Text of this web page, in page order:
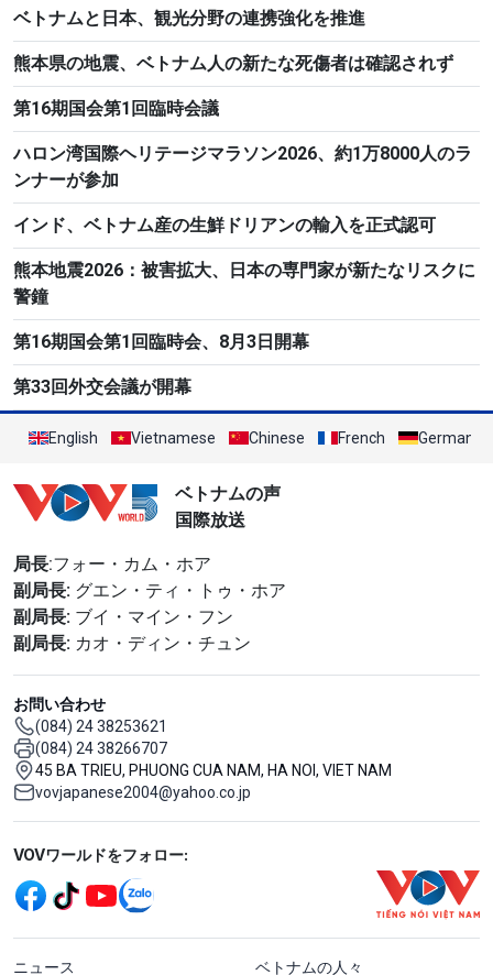
ベトナムと日本、観光分野の連携強化を推進
熊本県の地震、ベトナム人の新たな死傷者は確認されず
第16期国会第1回臨時会議
ハロン湾国際ヘリテージマラソン2026、約1万8000人のラ
ンナーが参加
インド、ベトナム産の生鮮ドリアンの輸入を正式認可
熊本地震2026：被害拡大、日本の専門家が新たなリスクに
警鐘
第16期国会第1回臨時会、8月3日開幕
第33回外交会議が開幕
English Vietnamese Chinese French German
ベトナムの声
国際放送
局長:フォー・カム・ホア
副局長: グエン・ティ・トゥ・ホア
副局長: ブイ・マイン・フン
副局長: カオ・ディン・チュン
お問い合わせ
(084) 24 38253621
(084) 24 38266707
45 BA TRIEU, PHUONG CUA NAM, HA NOI, VIET NAM
vovjapanese2004@yahoo.co.jp
Mạng xã hội
VOVワールドをフォロー:
menu footer tiếng Nhật
ニュース ベトナムの人々